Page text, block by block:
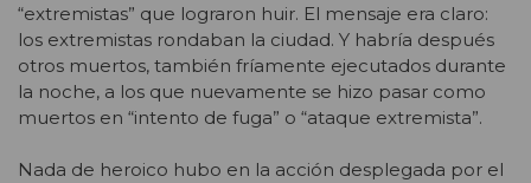
“extremistas” que lograron huir. El mensaje era claro:
los extremistas rondaban la ciudad. Y habría después
otros muertos, también fríamente ejecutados durante
la noche, a los que nuevamente se hizo pasar como
muertos en “intento de fuga” o “ataque extremista”.
Nada de heroico hubo en la acción desplegada por el